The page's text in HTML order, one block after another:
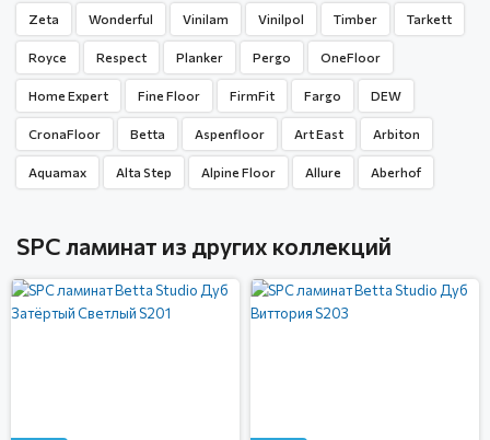
Zeta Wonderful Vinilam Vinilpol Timber Tarkett
Royce Respect Planker Pergo OneFloor
Home Expert Fine Floor FirmFit Fargo DEW
CronaFloor Betta Aspenfloor Art East Arbiton
Aquamax Alta Step Alpine Floor Allure Aberhof
SPC ламинат из других коллекций